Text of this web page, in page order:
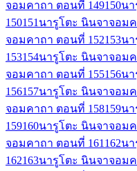
จอมคาถา ตอนที่ 149150น
150151 นารูโตะ นินจาจอม
จอมคาถา ตอนที่ 152153น
153154นารูโตะ นินจาจอม
จอมคาถา ตอนที่ 155156น
156157นารูโตะ นินจาจอม
จอมคาถา ตอนที่ 158159น
159160นารูโตะ นินจาจอม
จอมคาถา ตอนที่ 161 162น
162163นารูโตะ นินจาจอม